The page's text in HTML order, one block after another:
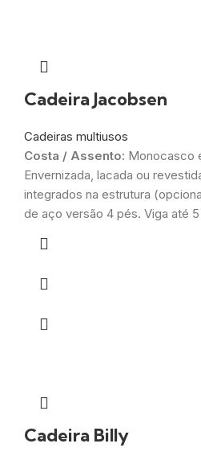
Cadeira Jacobsen
Cadeiras multiusos
Costa / Assento: Monocasco
Envernizada, lacada ou
integrados na estrutura
de aço versão 4 pés. Viga até
Cadeira Billy